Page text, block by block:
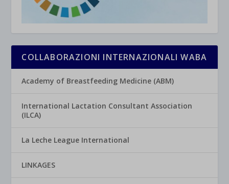
COLLABORAZIONI INTERNAZIONALI WABA
Academy of Breastfeeding Medicine (ABM)
International Lactation Consultant Association
(ILCA)
La Leche League International
LINKAGES